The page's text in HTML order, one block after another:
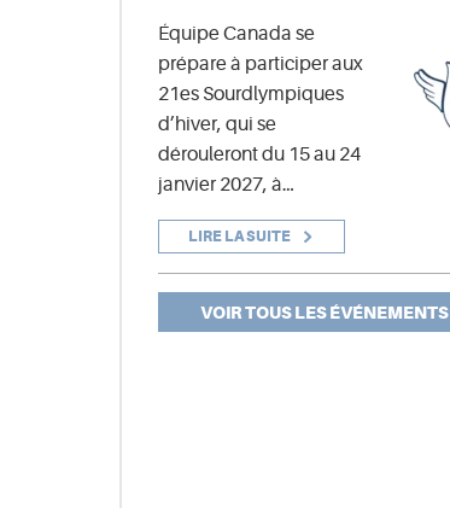
Équipe Canada se
prépare à participer aux
21es Sourdlympiques
d’hiver, qui se
dérouleront du 15 au 24
janvier 2027, à…
LIRE LA SUITE
VOIR TOUS LES ÉVÉNEMENTS